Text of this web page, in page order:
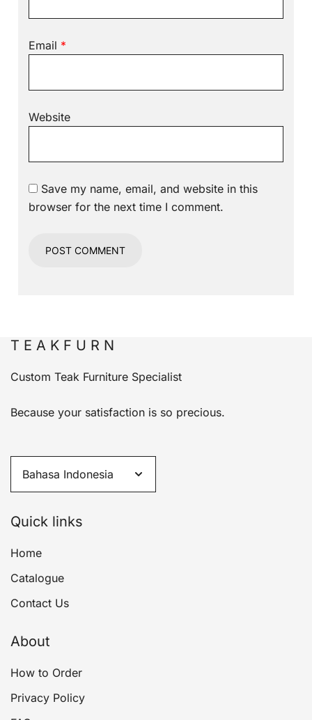
Email *
Website
Save my name, email, and website in this
browser for the next time I comment.
T E A K F U R N
Custom Teak Furniture Specialist
Because your satisfaction is so precious.
Quick links
Home
Catalogue
Contact Us
About
How to Order
Privacy Policy